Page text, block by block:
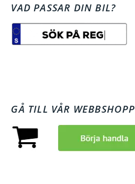
VAD PASSAR DIN BIL?
GÅ TILL VÅR WEBBSHOPP